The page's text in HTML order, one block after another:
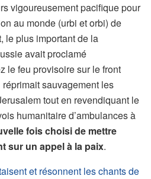
vigoureusement pacifique pour
au monde (urbi et orbi) de
le plus important de la
avait proclamé
le feu provisoire sur le front
sauvagement les
tout en revendiquant le
humanitaire d’ambulances à
fois choisi de mettre
sur un appel à la paix.
et résonnent les chants de